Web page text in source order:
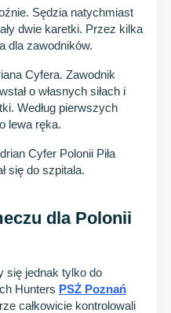
Sędzia natychmiast
dwie karetki. Przez kilka
dla zawodników.
Cyfera. Zawodnik
o własnych siłach i
Według pierwszych
lewa ręka.
Cyfer Polonii Piła
się do szpitala.
dla Polonii
się jednak tylko do
Hunters PSŻ Poznań
całkowicie kontrolowali